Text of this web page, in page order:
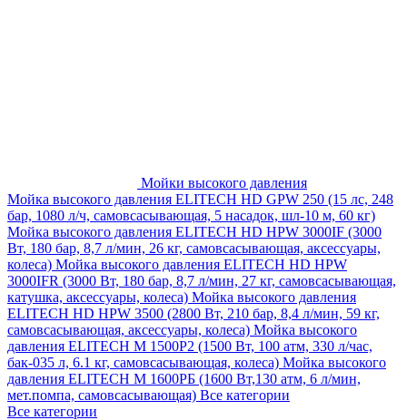
Мойки высокого давления
Мойка высокого давления ELITECH HD GPW 250 (15 лс, 248
бар, 1080 л/ч, самовсасывающая, 5 насадок, шл-10 м, 60 кг)
Мойка высокого давления ELITECH HD HPW 3000IF (3000
Вт, 180 бар, 8,7 л/мин, 26 кг, самовсасывающая, аксессуары,
колеса) Мойка высокого давления ELITECH HD HPW
3000IFR (3000 Вт, 180 бар, 8,7 л/мин, 27 кг, самовсасывающая,
катушка, аксессуары, колеса) Мойка высокого давления
ELITECH HD HPW 3500 (2800 Вт, 210 бар, 8,4 л/мин, 59 кг,
самовсасывающая, аксессуары, колеса) Мойка высокого
давления ELITECH M 1500P2 (1500 Вт, 100 атм, 330 л/час,
бак-035 л, 6.1 кг, самовсасывающая, колеса) Мойка высокого
давления ELITECH М 1600РБ (1600 Вт,130 атм, 6 л/мин,
мет.помпа, самовсасывающая) Все категории
Все категории